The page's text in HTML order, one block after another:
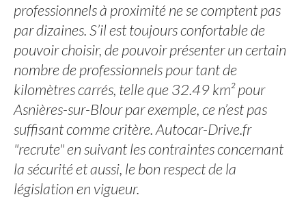
professionnels à proximité ne se comptent pas
par dizaines. S’il est toujours confortable de
pouvoir choisir, de pouvoir présenter un certain
nombre de professionnels pour tant de
kilomètres carrés, telle que 32.49 km² pour
Asnières-sur-Blour par exemple, ce n’est pas
suffisant comme critère. Autocar-Drive.fr
"recrute" en suivant les contraintes concernant
la sécurité et aussi, le bon respect de la
législation en vigueur.